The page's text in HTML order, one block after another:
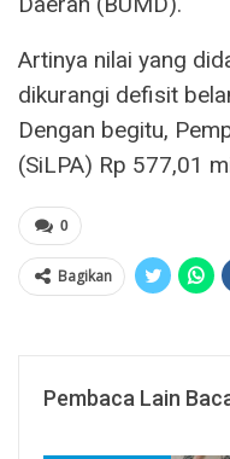
Artinya nilai yang
dikurangi defisit
Dengan begitu,
(SiLPA) Rp 577,01
0
Bagikan
Pembaca Lain